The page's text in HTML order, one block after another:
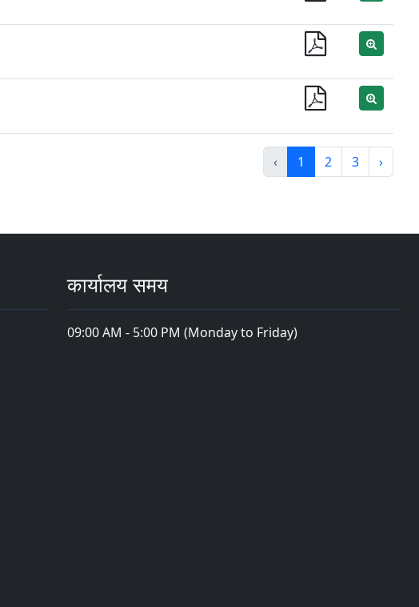
‹ 1 2 3 ›
कार्यालय समय
09:00 AM - 5:00 PM (Monday to Friday)